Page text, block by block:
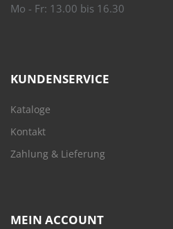
Mo - Fr: 13.00 bis 16.30
KUNDENSERVICE
Kataloge
Kontakt
Zahlung & Lieferung
MEIN ACCOUNT